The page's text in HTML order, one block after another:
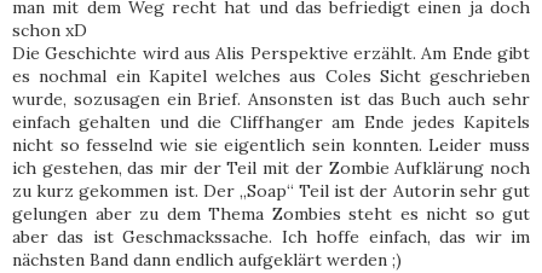
man mit dem Weg recht hat und das befriedigt einen ja doch
schon xD
Die Geschichte wird aus Alis Perspektive erzählt. Am Ende gibt
es nochmal ein Kapitel welches aus Coles Sicht geschrieben
wurde, sozusagen ein Brief. Ansonsten ist das Buch auch sehr
einfach gehalten und die Cliffhanger am Ende jedes Kapitels
nicht so fesselnd wie sie eigentlich sein konnten. Leider muss
ich gestehen, das mir der Teil mit der Zombie Aufklärung noch
zu kurz gekommen ist. Der „Soap“ Teil ist der Autorin sehr gut
gelungen aber zu dem Thema Zombies steht es nicht so gut
aber das ist Geschmackssache. Ich hoffe einfach, das wir im
nächsten Band dann endlich aufgeklärt werden ;)